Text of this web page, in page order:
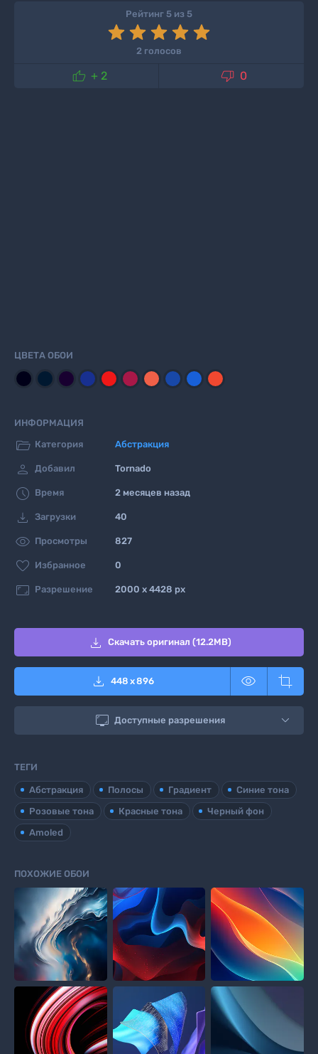
Рейтинг 5 из 5
2 голосов
 + 2  0
ЦВЕТА ОБОИ
ИНФОРМАЦИЯ
 Категория Абстракция
 Добавил Tornado
 Время 2 месяцев назад
 Загрузки 40
 Просмотры 827
 Избранное 0
 Разрешение 2000 x 4428 px
 Скачать оригинал (12.2MB)
 448 x896  
 Доступные разрешения
ТЕГИ
Абстракция Полосы Градиент
Синие тона
Розовые тона
Красные тона
Черный фон
Amoled
ПОХОЖИЕ ОБОИ